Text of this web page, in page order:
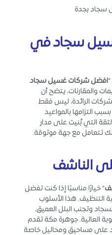
سجاد بجدة
سجاد في
افضل شركات غسيل سجاد
والمقارنات، يتضح أن
الرائدة، ليس فقط
التزامها بالمواعيد
التي بُنيت على مدار
تتعامل مع جهة موثوقة.
الناشف
” خيارًا مناسبًا إذا كنت تفضل
التنظيف. هذا الأسلوب
وتجنب البلل العميق،
العالية. جوهرة مكة تقدم
على مساحيق ومحاليل خاصة